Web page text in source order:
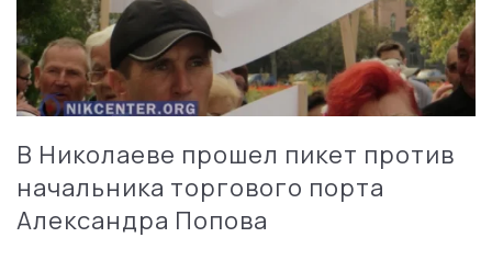
В Николаеве прошел пикет против
начальника торгового порта
Александра Попова